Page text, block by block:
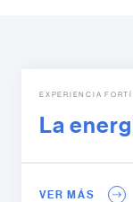
EXPERIENCIA
La
VER MÁS